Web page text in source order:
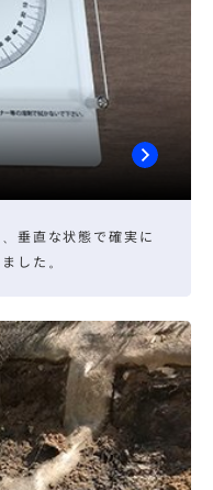
垂直な状態で確実に
した。